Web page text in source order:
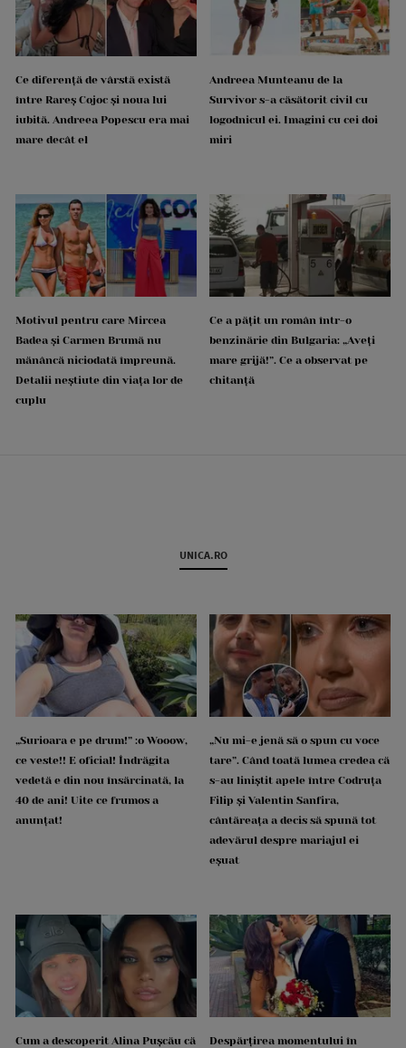
Ce diferență de vârstă există
între Rareș Cojoc și noua lui
iubită. Andreea Popescu era mai
mare decât el
Andreea Munteanu de la
Survivor s-a căsătorit civil cu
logodnicul ei. Imagini cu cei doi
miri
Motivul pentru care Mircea
Badea și Carmen Brumă nu
mănâncă niciodată împreună.
Detalii neștiute din viața lor de
cuplu
Ce a pățit un român într-o
benzinărie din Bulgaria: „Aveți
mare grijă!”. Ce a observat pe
chitanță
UNICA.RO
„Surioara e pe drum!” :o Wooow,
ce veste!! E oficial! Îndrăgita
vedetă e din nou însărcinată, la
40 de ani! Uite ce frumos a
anunțat!
„Nu mi-e jenă să o spun cu voce
tare”. Când toată lumea credea că
s-au liniștit apele între Codruța
Filip și Valentin Sanfira,
cântăreața a decis să spună tot
adevărul despre mariajul ei
eșuat
Cum a descoperit Alina Pușcău că
Despărțirea momentului în